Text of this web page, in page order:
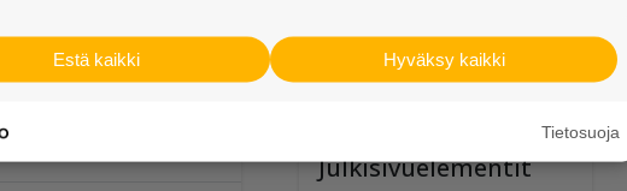
Julkisivuelementit
Hyväksy kaikki
Estä kaikki
Tietosuoja